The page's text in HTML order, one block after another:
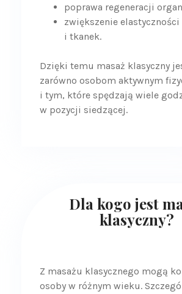
poprawa regeneracji
zwiększenie
i tkanek.
Dzięki temu masaż klasyczny
zarówno osobom aktywnym
i tym, które spędzają wiele
w pozycji siedzącej.
Dla kogo jest
klasyczny?
Z masażu klasycznego mogą
osoby w różnym wieku.